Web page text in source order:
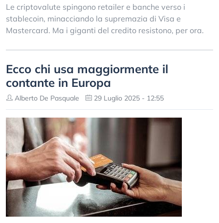
Le criptovalute spingono retailer e banche verso i
stablecoin, minacciando la supremazia di Visa e
Mastercard. Ma i giganti del credito resistono, per ora.
Ecco chi usa maggiormente il
contante in Europa
Alberto De Pasquale 29 Luglio 2025 - 12:55